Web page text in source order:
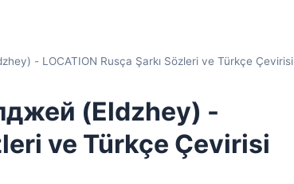
- LOCATION Rusça Şarkı Sözleri ve Türkçe Çevirisi
(Eldzhey) -
ve Türkçe Çevirisi